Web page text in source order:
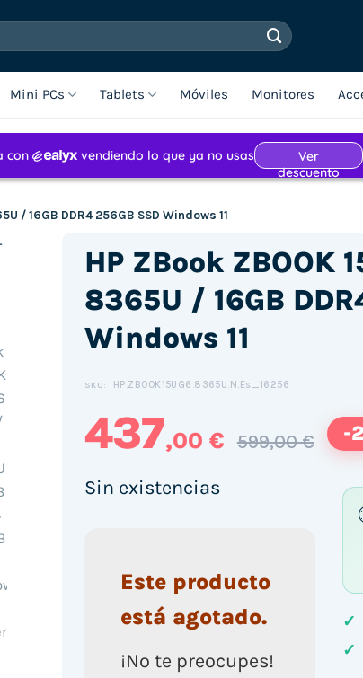
Mini PCs Tablets Móviles Monitores
/ 16GB DDR4 256GB SSD Windows 11
HP ZBook ZBOOK
8365U / 16GB
Windows 11
SKU: HP.ZBOOK15UG6.8365U.N.Es_16256
437,00 € 599,00 € -
Sin existencias
Este producto
está agotado.
¡No te preocupes!
✓
✓